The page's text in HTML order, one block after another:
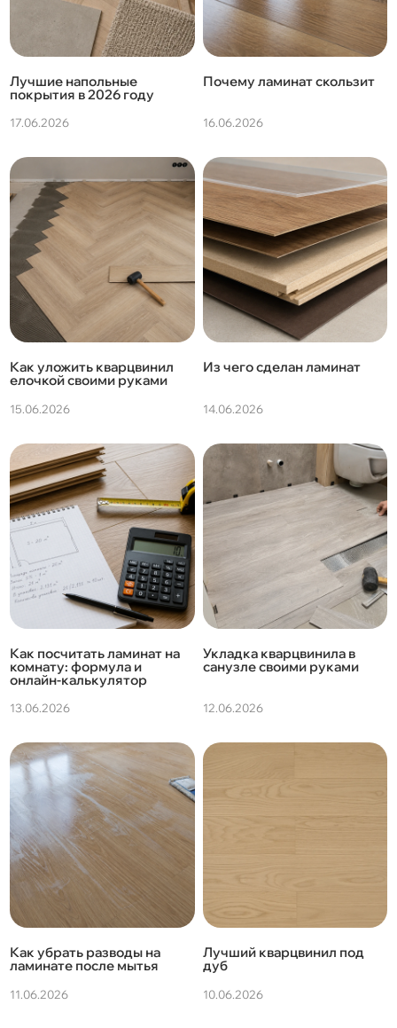
Лучшие напольные
покрытия в 2026 году
17.06.2026
Почему ламинат скользит
16.06.2026
Как уложить кварцвинил
елочкой своими руками
15.06.2026
Из чего сделан ламинат
14.06.2026
Как посчитать ламинат на
комнату: формула и
онлайн-калькулятор
13.06.2026
Укладка кварцвинила в
санузле своими руками
12.06.2026
Как убрать разводы на
ламинате после мытья
11.06.2026
Лучший кварцвинил под
дуб
10.06.2026